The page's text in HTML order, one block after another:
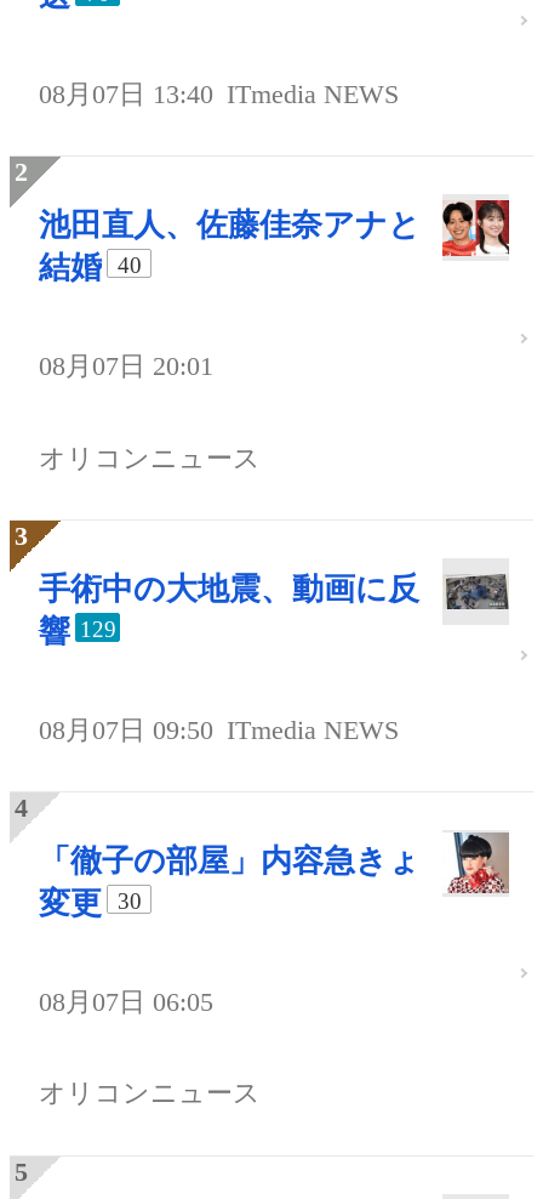
08月07日 13:40 ITmedia NEWS
池田直人、佐藤佳奈アナと
結婚
40
08月07日 20:01
オリコンニュース
手術中の大地震、動画に反
響 129
08月07日 09:50 ITmedia NEWS
「徹子の部屋」内容急きょ
変更
30
08月07日 06:05
オリコンニュース